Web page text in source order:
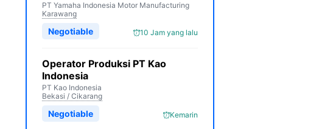
PT Yamaha Indonesia Motor Manufacturing
Karawang
10 Jam yang lalu
Negotiable
Operator Produksi PT Kao
Indonesia
PT Kao Indonesia
Bekasi / Cikarang
Kemarin
Negotiable